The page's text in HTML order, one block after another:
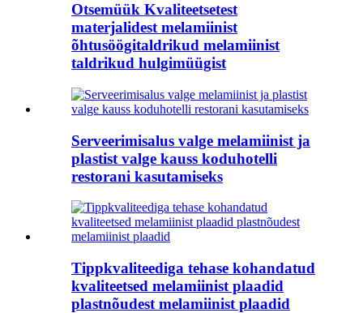
Otsemüük Kvaliteetsetest
materjalidest melamiinist
õhtusöögitaldrikud melamiinist
taldrikud hulgimüügist
Serveerimisalus valge melamiinist ja
plastist valge kauss koduhotelli
restorani kasutamiseks
Tippkvaliteediga tehase kohandatud
kvaliteetsed melamiinist plaadid
plastnõudest melamiinist plaadid